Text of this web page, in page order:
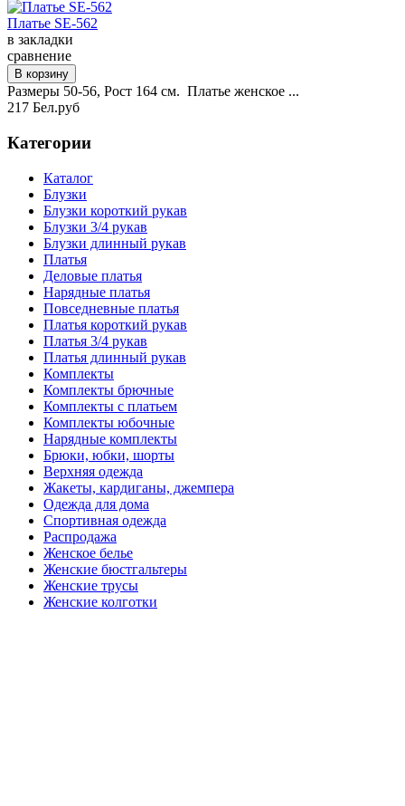
Платье SE-562
в закладки
сравнение
Размеры 50-56, Рост 164 см. Платье женское ...
217 Бел.руб
Категории
Каталог
Блузки
Блузки короткий рукав
Блузки 3/4 рукав
Блузки длинный рукав
Платья
Деловые платья
Нарядные платья
Повседневные платья
Платья короткий рукав
Платья 3/4 рукав
Платья длинный рукав
Комплекты
Комплекты брючные
Комплекты с платьем
Комплекты юбочные
Нарядные комплекты
Брюки, юбки, шорты
Верхняя одежда
Жакеты, кардиганы, джемпера
Одежда для дома
Спортивная одежда
Распродажа
Женское белье
Женские бюстгальтеры
Женские трусы
Женские колготки